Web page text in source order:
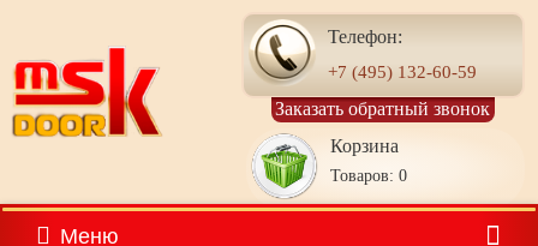
Телефон:
+7 (495) 132-60-59
Заказать обратный звонок
Корзина
Товаров: 0
Меню